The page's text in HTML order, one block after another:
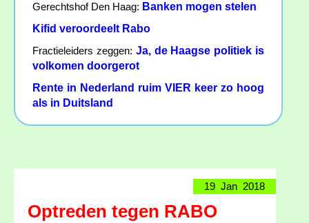
Gerechtshof Den Haag: Banken mogen stelen
Kifid veroordeelt Rabo
Fractieleiders zeggen: Ja, de Haagse politiek is
volkomen doorgerot
Rente in Nederland ruim VIER keer zo hoog
als in Duitsland
19 Jan 2018
Optreden tegen RABO